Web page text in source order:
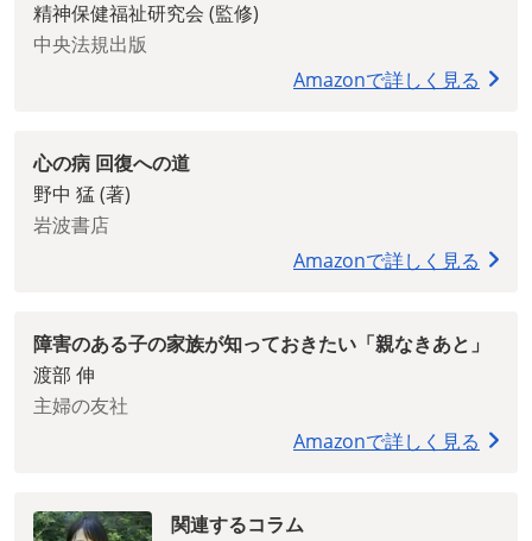
精神保健福祉研究会 (監修)
中央法規出版
Amazonで詳しく見る
心の病 回復への道
野中 猛 (著)
岩波書店
Amazonで詳しく見る
障害のある子の家族が知っておきたい「親なきあと」
渡部 伸
主婦の友社
Amazonで詳しく見る
関連するコラム